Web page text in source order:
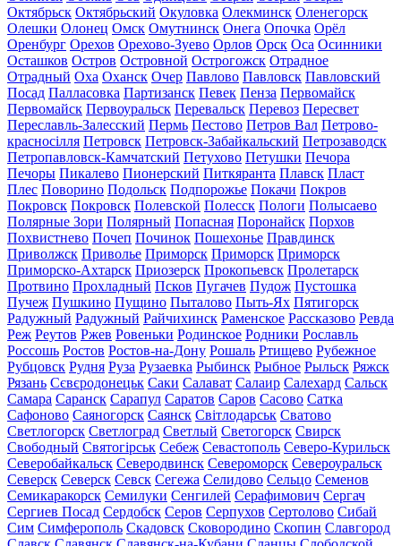
Октябрьск Октябрьский Окуловка Олекминск Оленегорск
Олешки Олонец Омск Омутнинск Онега Опочка Орёл
Оренбург Орехов Орехово-Зуево Орлов Орск Оса Осинники
Осташков Остров Островной Острогожск Отрадное
Отрадный Оха Оханск Очер Павлово Павловск Павловский
Посад Палласовка Партизанск Певек Пенза Первомайск
Первомайск Первоуральск Перевальск Перевоз Пересвет
Переславль-Залесский Пермь Пестово Петров Вал Петрово-
красносілля Петровск Петровск-Забайкальский Петрозаводск
Петропавловск-Камчатский Петухово Петушки Печора
Печоры Пикалево Пионерский Питкяранта Плавск Пласт
Плес Поворино Подольск Подпорожье Покачи Покров
Покровск Покровск Полевской Полесск Пологи Полысаево
Полярные Зори Полярный Попасная Поронайск Порхов
Похвистнево Почеп Починок Пошехонье Правдинск
Приволжск Приволье Приморск Приморск Приморск
Приморско-Ахтарск Приозерск Прокопьевск Пролетарск
Протвино Прохладный Псков Пугачев Пудож Пустошка
Пучеж Пушкино Пущино Пыталово Пыть-Ях Пятигорск
Радужный Радужный Райчихинск Раменское Рассказово Ревда
Реж Реутов Ржев Ровеньки Родинское Родники Рославль
Россошь Ростов Ростов-на-Дону Рошаль Ртищево Рубежное
Рубцовск Рудня Руза Рузаевка Рыбинск Рыбное Рыльск Ряжск
Рязань Сєвєродонецьк Саки Салават Салаир Салехард Сальск
Самара Саранск Сарапул Саратов Саров Сасово Сатка
Сафоново Саяногорск Саянск Світлодарськ Сватово
Светлогорск Светлоград Светлый Светогорск Свирск
Свободный Святогірськ Себеж Севастополь Северо-Курильск
Северобайкальск Северодвинск Североморск Североуральск
Северск Северск Севск Сегежа Селидово Сельцо Семенов
Семикаракорск Семилуки Сенгилей Серафимович Сергач
Сергиев Посад Сердобск Серов Серпухов Сертолово Сибай
Сим Симферополь Скадовск Сковородино Скопин Славгород